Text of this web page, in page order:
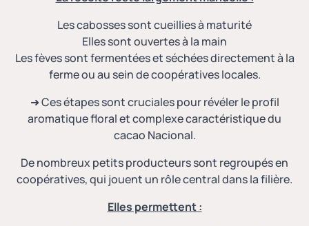
Les cabosses sont cueillies à maturité
Elles sont ouvertes à la main
Les fèves sont fermentées et séchées directement à la
ferme ou au sein de coopératives locales.
➜ Ces étapes sont cruciales pour révéler le profil
aromatique floral et complexe caractéristique du
cacao Nacional.
De nombreux petits producteurs sont regroupés en
coopératives, qui jouent un rôle central dans la filière.
Elles permettent :